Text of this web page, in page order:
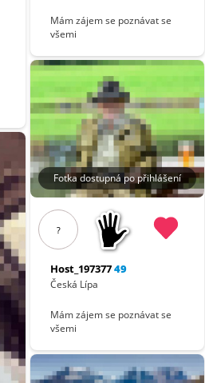
Mám zájem se poznávat se
všemi
Fotka dostupná po přihlášení
?
Host_19737749
Česká Lípa
Mám zájem se poznávat se
všemi